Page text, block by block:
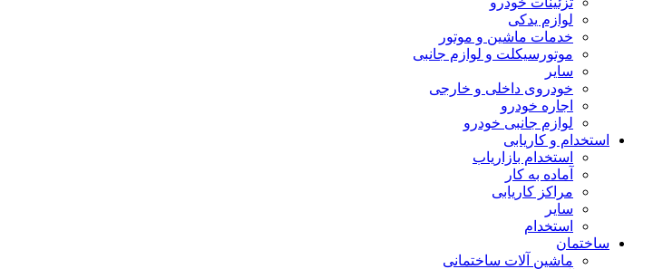
لوازم یدکی
خدمات ماشین و موتور
موتورسیکلت و لوازم جانبی
سایر
خودروی داخلی و خارجی
اجاره خودرو
لوازم جانبی خودرو
استخدام و کاریابی
استخدام بازاریاب
آماده به کار
مراکز کاریابی
سایر
استخدام
ساختمان
ماشین آلات ساختمانی